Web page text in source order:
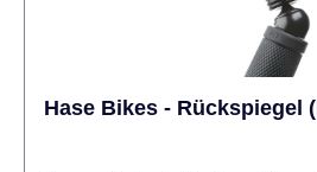
Hase Bikes - Rückspiegel